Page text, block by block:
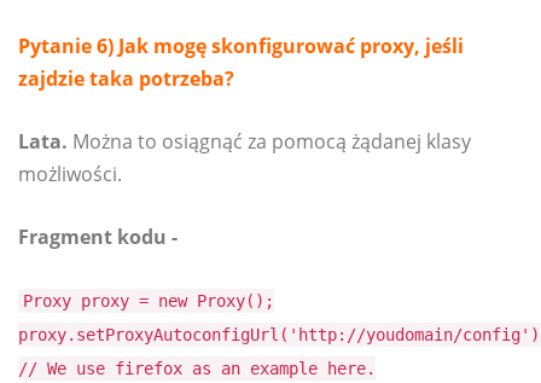
Pytanie 6) Jak mogę skonfigurować proxy, jeśli
zajdzie taka potrzeba?
Lata. Można to osiągnąć za pomocą żądanej klasy
możliwości.
Fragment kodu -
Proxy proxy = new Proxy();
proxy.setProxyAutoconfigUrl('http://youdomain/
// We use firefox as an example here.